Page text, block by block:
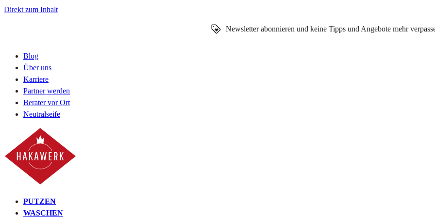
Direkt zum Inhalt
Newsletter abonnieren und keine Tipps und Angebote mehr
Blog
Über uns
Karriere
Partner werden
Berater vor Ort
Neutralseife
PUTZEN
WASCHEN